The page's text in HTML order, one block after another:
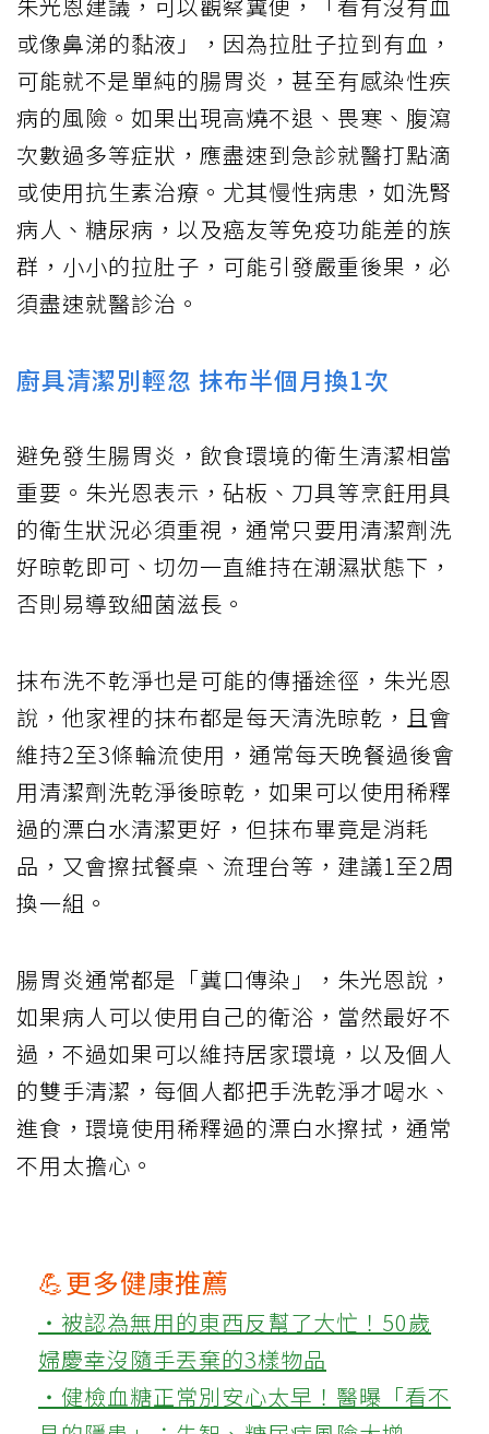
或像鼻涕的黏液」，因為拉肚子拉到有血，
可能就不是單純的腸胃炎，甚至有感染性疾
病的風險。如果出現高燒不退、畏寒、腹瀉
次數過多等症狀，應盡速到急診就醫打點滴
或使用抗生素治療。尤其慢性病患，如洗腎
病人、糖尿病，以及癌友等免疫功能差的族
群，小小的拉肚子，可能引發嚴重後果，必
須盡速就醫診治。
廚具清潔別輕忽 抹布半個月換1次
避免發生腸胃炎，飲食環境的衛生清潔相當
重要。朱光恩表示，砧板、刀具等烹飪用具
的衛生狀況必須重視，通常只要用清潔劑洗
好晾乾即可、切勿一直維持在潮濕狀態下，
否則易導致細菌滋長。
抹布洗不乾淨也是可能的傳播途徑，朱光恩
說，他家裡的抹布都是每天清洗晾乾，且會
維持2至3條輪流使用，通常每天晚餐過後會
用清潔劑洗乾淨後晾乾，如果可以使用稀釋
過的漂白水清潔更好，但抹布畢竟是消耗
品，又會擦拭餐桌、流理台等，建議1至2周
換一組。
腸胃炎通常都是「糞口傳染」，朱光恩說，
如果病人可以使用自己的衛浴，當然最好不
過，不過如果可以維持居家環境，以及個人
的雙手清潔，每個人都把手洗乾淨才喝水、
進食，環境使用稀釋過的漂白水擦拭，通常
不用太擔心。
💪更多健康推薦
‧被認為無用的東西反幫了大忙！50歲
婦慶幸沒隨手丟棄的3樣物品
‧健檢血糖正常別安心太早！醫曝「看不